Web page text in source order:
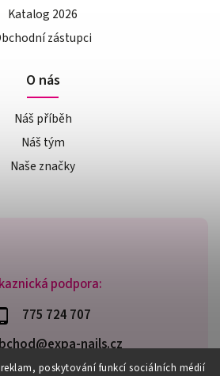
poskytování funkcí sociálních médií
podpora:
775 724 707
nails.cz
Katalog 2026
zástupci
O nás
Náš příběh
Náš tým
Naše značky